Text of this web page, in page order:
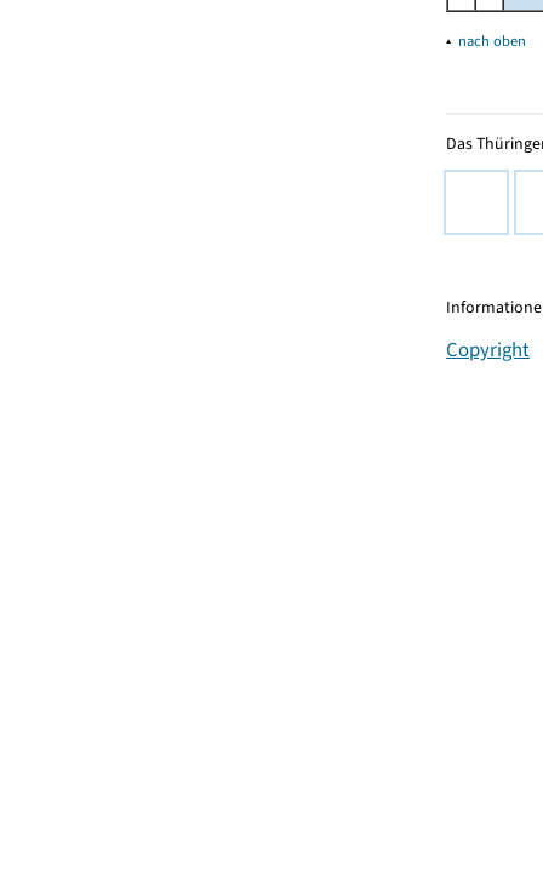
▴ nach oben
Das
Copyright